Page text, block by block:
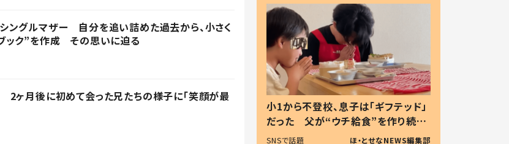
ングルマザー 自分を追い詰めた過去から、小さく
ック”を作成 その思いに迫る
ヶ月後に初めて会った兄たちの様子に「笑顔が最
小1から不登校、息子は「ギフテッド」
だった 父が“ウチ給食”を作り続け
る理由とは #令和の親 #令和の子
SNSで話題 ほ・とせなNEWS編集部